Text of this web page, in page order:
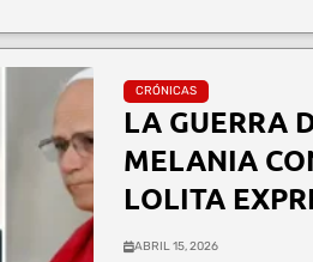
CRÓNICAS
LA GUERRA
MELANIA
LOLITA
ABRIL 15, 2026